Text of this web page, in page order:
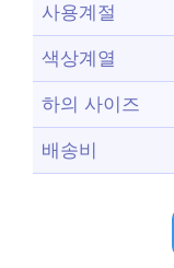
사용계절
색상계열
하의 사이즈
배송비